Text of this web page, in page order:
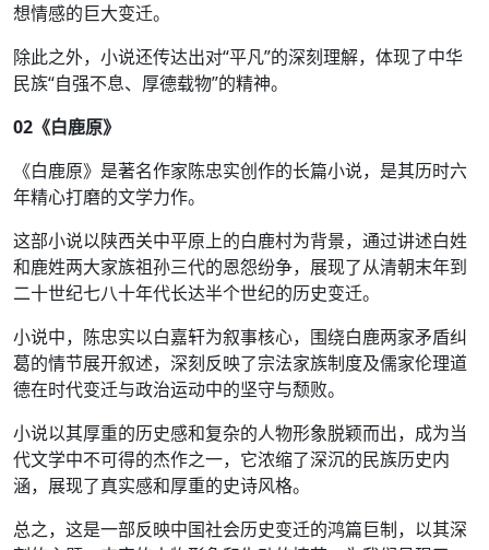
想情感的巨大变迁。
除此之外，小说还传达出对“平凡”的深刻理解，体现了中华
民族“自强不息、厚德载物”的精神。
02 《白鹿原》
《白鹿原》是著名作家陈忠实创作的长篇小说，是其历时六
年精心打磨的文学力作。
这部小说以陕西关中平原上的白鹿村为背景，通过讲述白姓
和鹿姓两大家族祖孙三代的恩怨纷争，展现了从清朝末年到
二十世纪七八十年代长达半个世纪的历史变迁。
小说中，陈忠实以白嘉轩为叙事核心，围绕白鹿两家矛盾纠
葛的情节展开叙述，深刻反映了宗法家族制度及儒家伦理道
德在时代变迁与政治运动中的坚守与颓败。
小说以其厚重的历史感和复杂的人物形象脱颖而出，成为当
代文学中不可得的杰作之一，它浓缩了深沉的民族历史内
涵，展现了真实感和厚重的史诗风格。
总之，这是一部反映中国社会历史变迁的鸿篇巨制，以其深